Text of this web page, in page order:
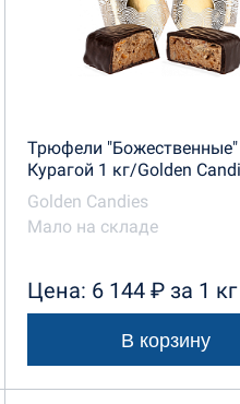
Трюфели "Божественные"
Курагой 1 кг/Golden
Golden Candies
Мало на складе
Цена: 6 144 ₽ за 1 кг
В корзину